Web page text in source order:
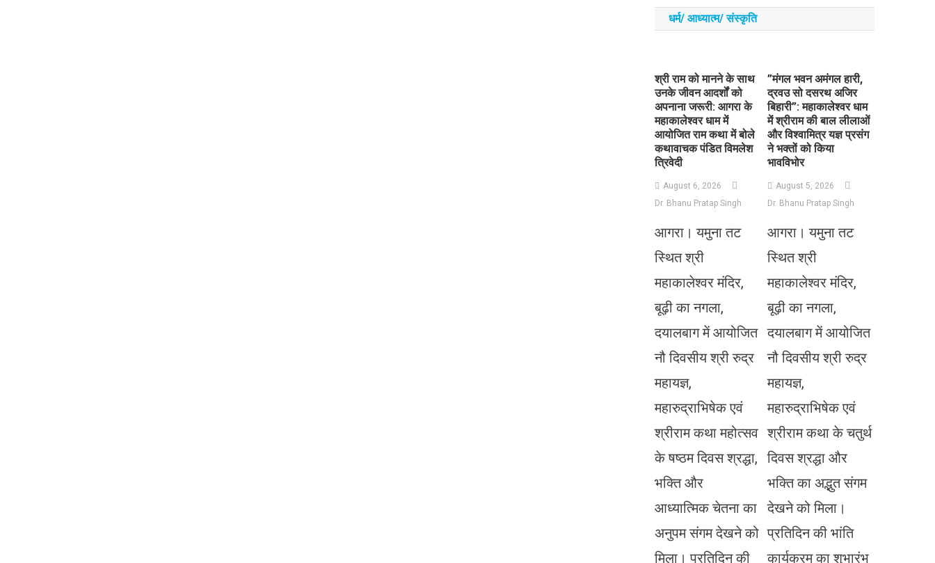
धर्म/ आध्‍यात्‍म/ संस्‍कृति
​श्री राम को मानने के साथ
उनके जीवन आदर्शों को
अपनाना जरूरी: आगरा के
महाकालेश्वर धाम में
आयोजित राम कथा में बोले
कथावाचक पंडित विमलेश
त्रिवेदी
August 6, 2026
Dr. Bhanu Pratap Singh
आगरा। यमुना तट
स्थित श्री
महाकालेश्वर मंदिर,
बूढ़ी का नगला,
दयालबाग में आयोजित
नौ दिवसीय श्री रुद्र
महायज्ञ,
महारुद्राभिषेक एवं
श्रीराम कथा महोत्सव
के षष्ठम दिवस श्रद्धा,
भक्ति और
आध्यात्मिक चेतना का
अनुपम संगम देखने को
मिला। प्रतिदिन की
​”मंगल भवन अमंगल हारी,
द्रवउ सो दसरथ अजिर
बिहारी”: महाकालेश्वर धाम
में श्रीराम की बाल लीलाओं
और विश्वामित्र यज्ञ प्रसंग
ने भक्तों को किया
भावविभोर
August 5, 2026
Dr. Bhanu Pratap Singh
आगरा। यमुना तट
स्थित श्री
महाकालेश्वर मंदिर,
बूढ़ी का नगला,
दयालबाग में आयोजित
नौ दिवसीय श्री रुद्र
महायज्ञ,
महारुद्राभिषेक एवं
श्रीराम कथा के चतुर्थ
दिवस श्रद्धा और
भक्ति का अद्भुत संगम
देखने को मिला।
प्रतिदिन की भांति
कार्यक्रम का शुभारंभ